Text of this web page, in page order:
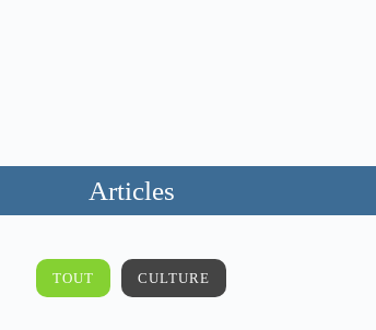
Articles
TOUT CULTURE